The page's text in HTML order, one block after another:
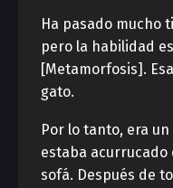
Ha pasado mucho
pero la habilidad
[Metamorfosis].
gato.
Por lo tanto, era
estaba
sofá. Después de